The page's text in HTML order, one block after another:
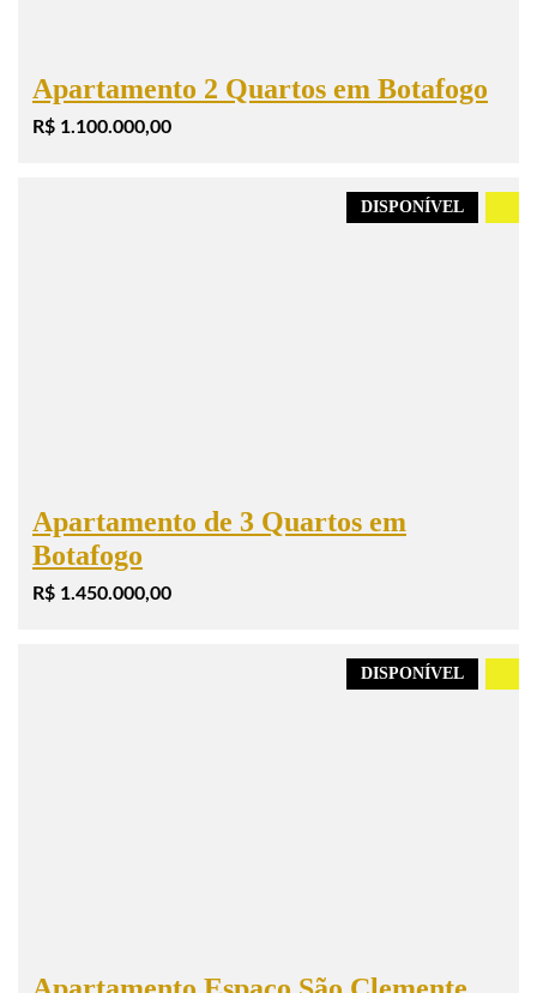
Apartamento 2 Quartos em Botafogo
R$ 1.100.000,00
DISPONÍVEL
Apartamento de 3 Quartos em
Botafogo
R$ 1.450.000,00
DISPONÍVEL